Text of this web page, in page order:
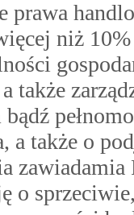
prawa
niż
także
a także o
o